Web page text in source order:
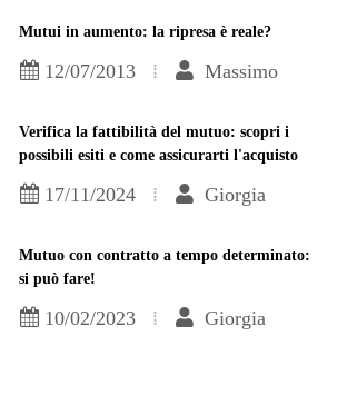
Mutui in aumento: la ripresa è reale?
12/07/2013 Massimo
Verifica la fattibilità del mutuo: scopri i
possibili esiti e come assicurarti l'acquisto
17/11/2024 Giorgia
Mutuo con contratto a tempo determinato:
si può fare!
10/02/2023 Giorgia